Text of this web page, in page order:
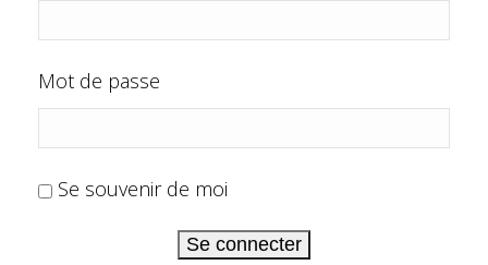
Mot de passe
Se souvenir de moi
Se connecter